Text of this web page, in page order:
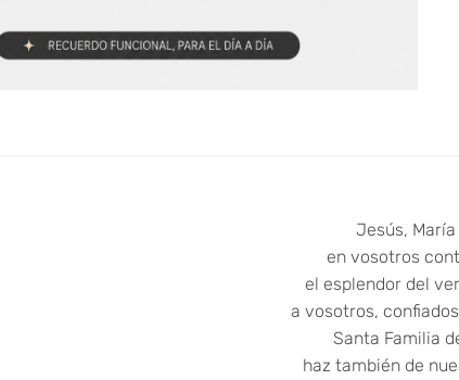
Jesús,
en vosotros
el esplendor del
a vosotros,
Santa Familia
haz también de